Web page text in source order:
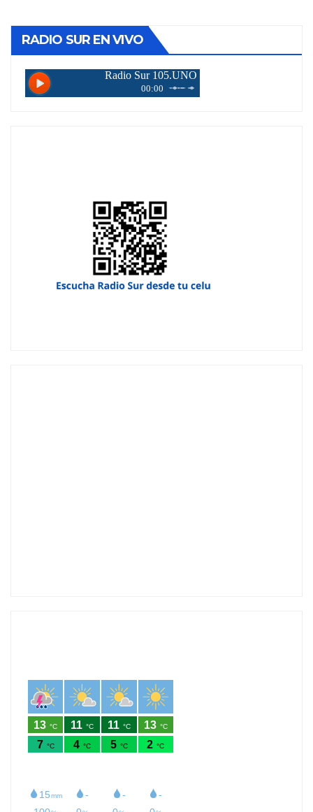
RADIO SUR EN VIVO